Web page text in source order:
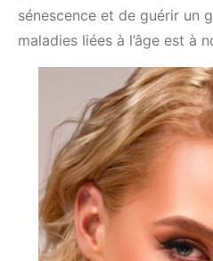
sénescence et de guérir un
maladies liées à l’âge est à